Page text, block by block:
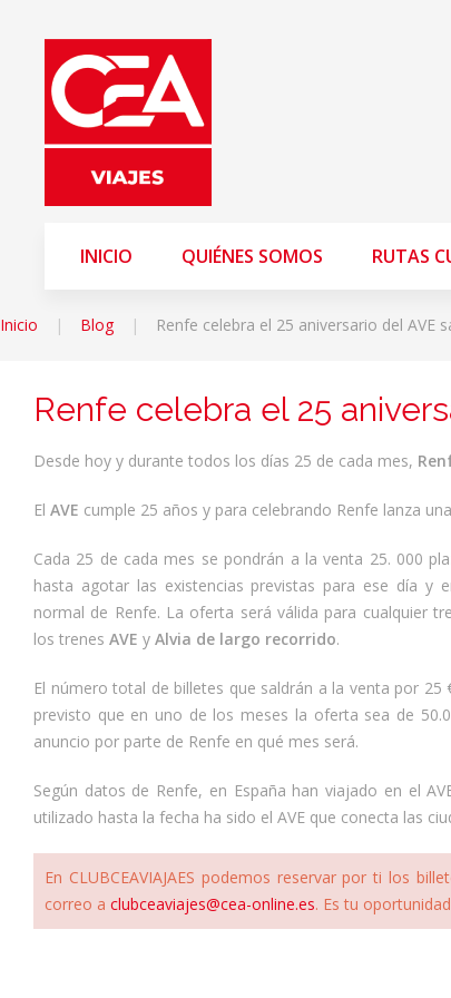
INICIO QUIÉNES SOMOS RUTAS
Inicio Blog Renfe celebra el 25 aniversario del AVE
Renfe celebra el 25
Desde hoy y durante todos los días 25 de cada mes,
El AVE cumple 25 años y para celebrando Renfe lanza
Cada 25 de cada mes se pondrán a la venta 25. 000
hasta agotar las existencias previstas para ese día y
normal de Renfe. La oferta será válida para cualquier
los trenes AVE y Alvia de largo recorrido.
El número total de billetes que saldrán a la venta por 25
previsto que en uno de los meses la oferta sea de
anuncio por parte de Renfe en qué mes será.
Según datos de Renfe, en España han viajado en el
utilizado hasta la fecha ha sido el AVE que conecta las
En CLUBCEAVIAJAES podemos reservar por ti los
correo a clubceaviajes@cea-online.es. Es tu